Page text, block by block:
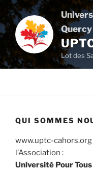
Aller
au
contenu
principal
Quercy
Lot des
QUI SOMMES
www.uptc-
l’Association :
Université Pour